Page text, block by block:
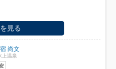
見る
尚文
上温泉